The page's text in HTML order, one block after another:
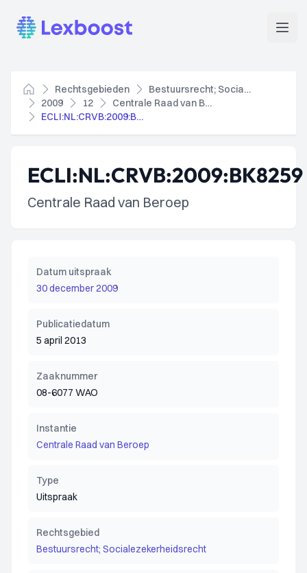
Lexboost
Home
Rechtsgebieden
Bestuursrecht; Socialezekerheidsrecht
2009
12
Centrale Raad van Beroep
ECLI:NL:CRVB:2009:BK8259
ECLI:NL:CRVB:2009:BK8259
Centrale Raad van Beroep
Datum uitspraak
30 december 2009
Publicatiedatum
5 april 2013
Zaaknummer
08-6077 WAO
Instantie
Centrale Raad van Beroep
Type
Uitspraak
Rechtsgebied
Bestuursrecht; Socialezekerheidsrecht